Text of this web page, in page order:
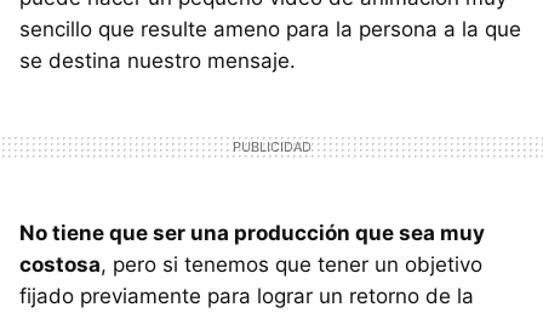
sencillo que resulte ameno para la persona a la que
se destina nuestro mensaje.
No tiene que ser una producción que sea muy
costosa, pero si tenemos que tener un objetivo
fijado previamente para lograr un retorno de la